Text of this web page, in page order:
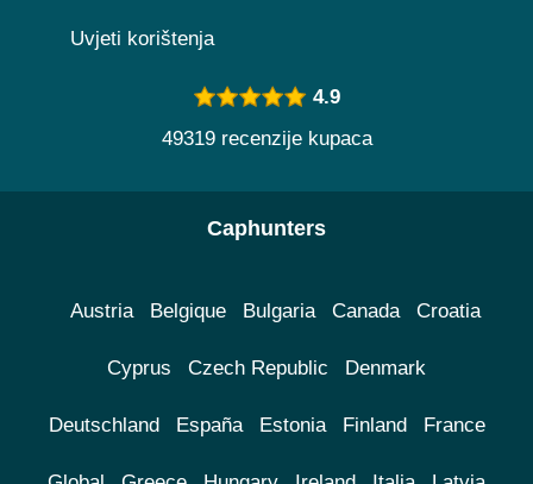
Uvjeti korištenja
4.9
49319 recenzije kupaca
Caphunters
Austria Belgique Bulgaria Canada Croatia
Cyprus Czech Republic Denmark
Deutschland España Estonia Finland France